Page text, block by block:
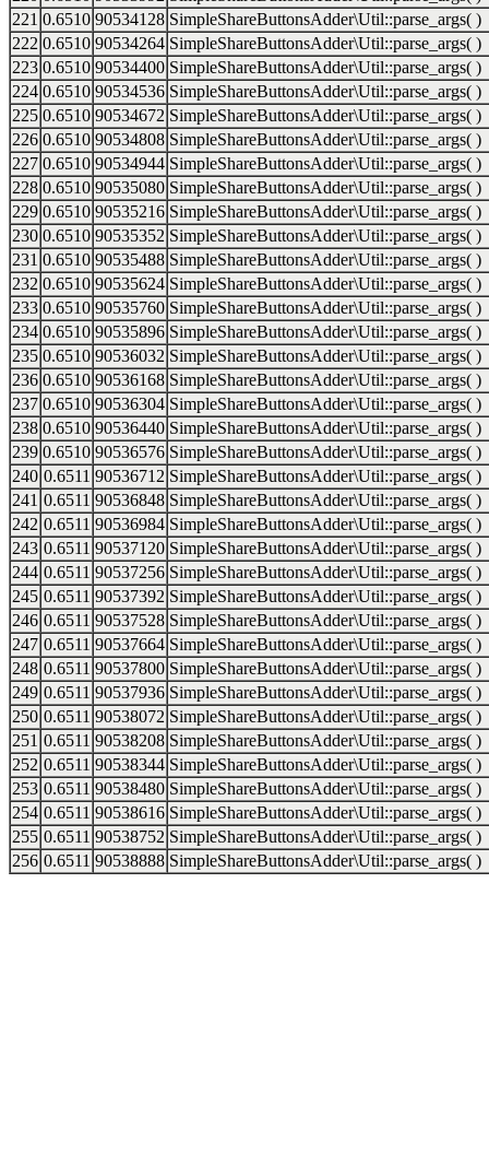
221 0.6510 90534128 SimpleShareButtonsAdder\Util::parse_args( )
222 0.6510 90534264 SimpleShareButtonsAdder\Util::parse_args( )
223 0.6510 90534400 SimpleShareButtonsAdder\Util::parse_args( )
224 0.6510 90534536 SimpleShareButtonsAdder\Util::parse_args( )
225 0.6510 90534672 SimpleShareButtonsAdder\Util::parse_args( )
226 0.6510 90534808 SimpleShareButtonsAdder\Util::parse_args( )
227 0.6510 90534944 SimpleShareButtonsAdder\Util::parse_args( )
228 0.6510 90535080 SimpleShareButtonsAdder\Util::parse_args( )
229 0.6510 90535216 SimpleShareButtonsAdder\Util::parse_args( )
230 0.6510 90535352 SimpleShareButtonsAdder\Util::parse_args( )
231 0.6510 90535488 SimpleShareButtonsAdder\Util::parse_args( )
232 0.6510 90535624 SimpleShareButtonsAdder\Util::parse_args( )
233 0.6510 90535760 SimpleShareButtonsAdder\Util::parse_args( )
234 0.6510 90535896 SimpleShareButtonsAdder\Util::parse_args( )
235 0.6510 90536032 SimpleShareButtonsAdder\Util::parse_args( )
236 0.6510 90536168 SimpleShareButtonsAdder\Util::parse_args( )
237 0.6510 90536304 SimpleShareButtonsAdder\Util::parse_args( )
238 0.6510 90536440 SimpleShareButtonsAdder\Util::parse_args( )
239 0.6510 90536576 SimpleShareButtonsAdder\Util::parse_args( )
240 0.6511 90536712 SimpleShareButtonsAdder\Util::parse_args( )
241 0.6511 90536848 SimpleShareButtonsAdder\Util::parse_args( )
242 0.6511 90536984 SimpleShareButtonsAdder\Util::parse_args( )
243 0.6511 90537120 SimpleShareButtonsAdder\Util::parse_args( )
244 0.6511 90537256 SimpleShareButtonsAdder\Util::parse_args( )
245 0.6511 90537392 SimpleShareButtonsAdder\Util::parse_args( )
246 0.6511 90537528 SimpleShareButtonsAdder\Util::parse_args( )
247 0.6511 90537664 SimpleShareButtonsAdder\Util::parse_args( )
248 0.6511 90537800 SimpleShareButtonsAdder\Util::parse_args( )
249 0.6511 90537936 SimpleShareButtonsAdder\Util::parse_args( )
250 0.6511 90538072 SimpleShareButtonsAdder\Util::parse_args( )
251 0.6511 90538208 SimpleShareButtonsAdder\Util::parse_args( )
252 0.6511 90538344 SimpleShareButtonsAdder\Util::parse_args( )
253 0.6511 90538480 SimpleShareButtonsAdder\Util::parse_args( )
254 0.6511 90538616 SimpleShareButtonsAdder\Util::parse_args( )
255 0.6511 90538752 SimpleShareButtonsAdder\Util::parse_args( )
256 0.6511 90538888 SimpleShareButtonsAdder\Util::parse_args( )